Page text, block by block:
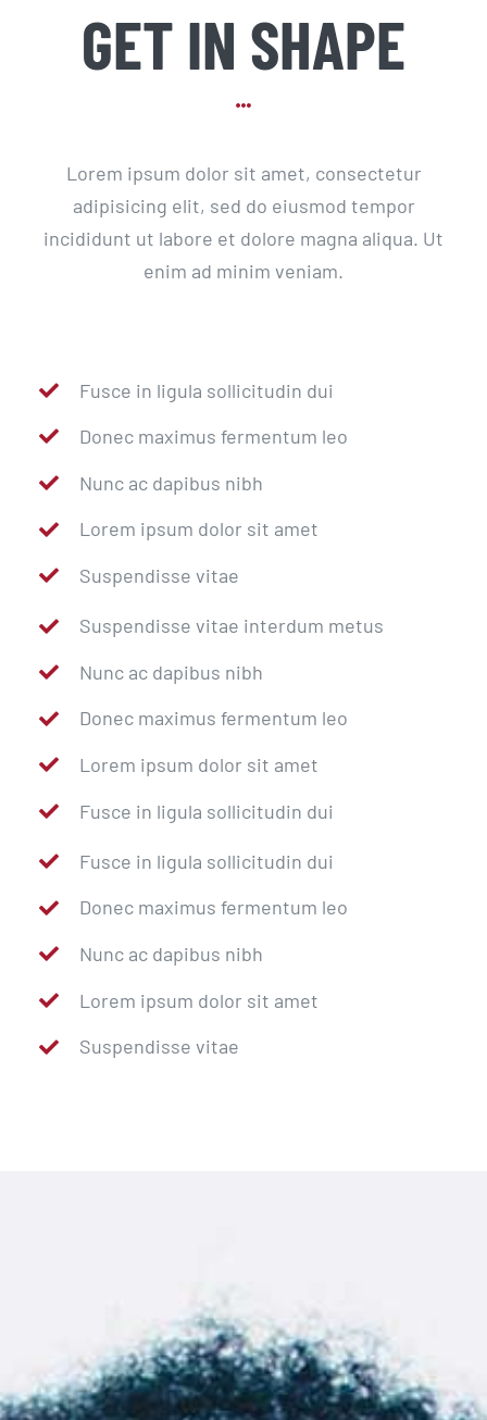
GET IN SHAPE
Lorem ipsum dolor sit amet, consectetur
adipisicing elit, sed do eiusmod tempor
incididunt ut labore et dolore magna aliqua. Ut
enim ad minim veniam.
Fusce in ligula sollicitudin dui
Donec maximus fermentum leo
Nunc ac dapibus nibh
Lorem ipsum dolor sit amet
Suspendisse vitae
Suspendisse vitae interdum metus
Nunc ac dapibus nibh
Donec maximus fermentum leo
Lorem ipsum dolor sit amet
Fusce in ligula sollicitudin dui
Fusce in ligula sollicitudin dui
Donec maximus fermentum leo
Nunc ac dapibus nibh
Lorem ipsum dolor sit amet
Suspendisse vitae